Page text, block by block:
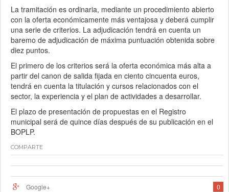
La tramitación es ordinaria, mediante un procedimiento abierto
con la oferta económicamente más ventajosa y deberá cumplir
una serie de criterios. La adjudicación tendrá en cuenta un
baremo de adjudicación de máxima puntuación obtenida sobre
diez puntos.
El primero de los criterios será la oferta económica más alta a
partir del canon de salida fijada en ciento cincuenta euros,
tendrá en cuenta la titulación y cursos relacionados con el
sector, la experiencia y el plan de actividades a desarrollar.
El plazo de presentación de propuestas en el Registro
municipal será de quince días después de su publicación en el
BOPLP.
COMPARTE
0
Google+